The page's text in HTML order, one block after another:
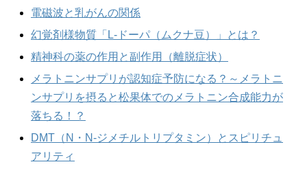
電磁波と乳がんの関係
幻覚剤様物質「L-ドーパ（ムクナ豆）」とは？
精神科の薬の作用と副作用（離脱症状）
メラトニンサプリが認知症予防になる？～メラトニ
ンサプリを摂ると松果体でのメラトニン合成能力が
落ちる！？
DMT（N・N-ジメチルトリプタミン）とスピリチュ
アリティ